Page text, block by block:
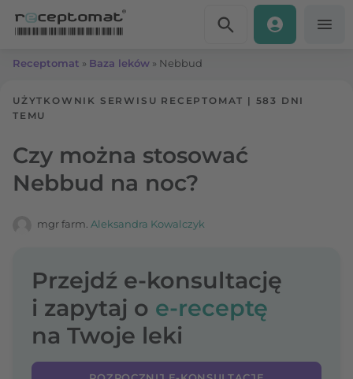
Receptomat » Baza leków » Nebbud
UŻYTKOWNIK SERWISU RECEPTOMAT | 583 DNI
TEMU
Czy można stosować
Nebbud na noc?
mgr farm. Aleksandra Kowalczyk
Przejdź e-konsultację
i zapytaj o e-receptę
na Twoje leki